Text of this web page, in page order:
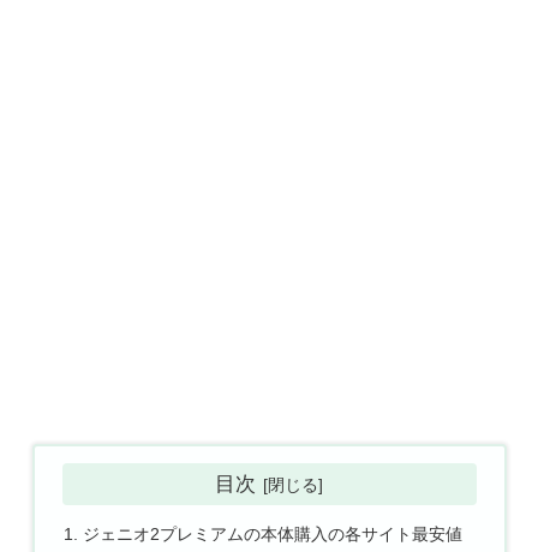
目次
ジェニオ2プレミアムの本体購入の各サイト最安値